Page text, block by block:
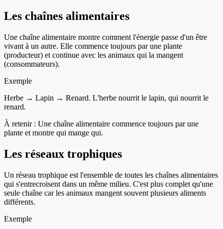
Les chaînes alimentaires
Une chaîne alimentaire montre comment l'énergie passe d'un être
vivant à un autre. Elle commence toujours par une plante
(producteur) et continue avec les animaux qui la mangent
(consommateurs).
Exemple
Herbe → Lapin → Renard. L'herbe nourrit le lapin, qui nourrit le
renard.
À retenir : Une chaîne alimentaire commence toujours par une
plante et montre qui mange qui.
Les réseaux trophiques
Un réseau trophique est l'ensemble de toutes les chaînes alimentaires
qui s'entrecroisent dans un même milieu. C'est plus complet qu'une
seule chaîne car les animaux mangent souvent plusieurs aliments
différents.
Exemple